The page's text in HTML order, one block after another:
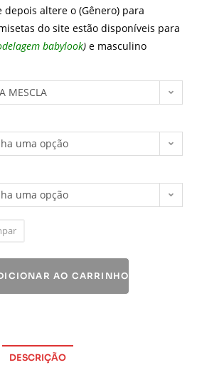
depois altere o (Gênero) para
do site estão disponíveis para
babylook) e masculino
MESCLA
uma opção
uma opção
AO CARRINHO
DESCRIÇÃO